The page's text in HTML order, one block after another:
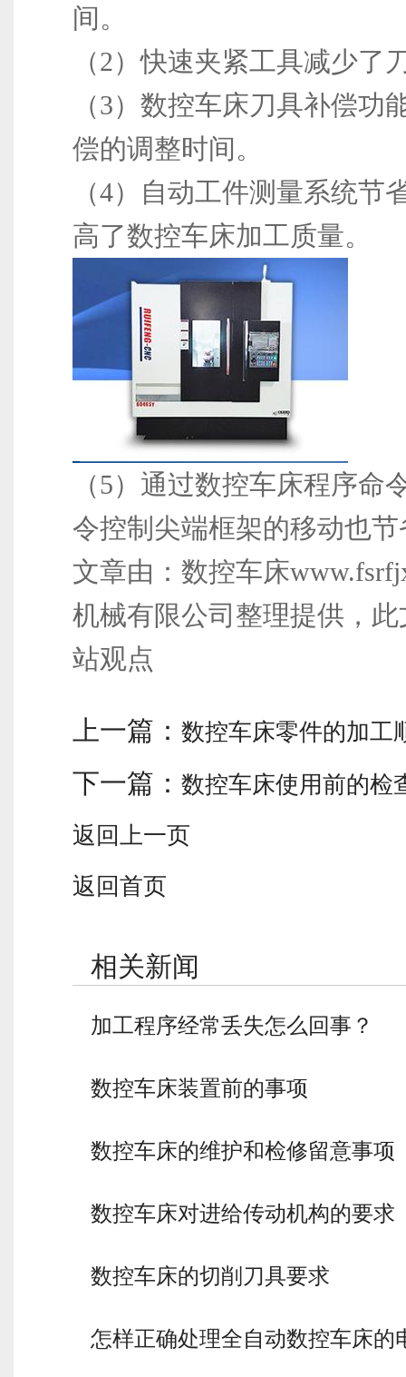
间。
（2）快速夹紧工具减少了
（3）数控车床刀具补偿功
偿的调整时间。
（4）自动工件测量系统节
高了数控车床加工质量。
（5）通过数控车床程序命
令控制尖端框架的移动也
文章由：数控车床
机械有限公司整理提供，
站观点
上一篇： 数控车床零件的加工
下一篇： 数控车床使用前的检
返回上一页
返回首页
相关新闻
加工程序经常丢失怎么回事？
数控车床装置前的事项
数控车床的维护和检修留意事项
数控车床对进给传动机构的要求
数控车床的切削刀具要求
怎样正确处理全自动数控车床